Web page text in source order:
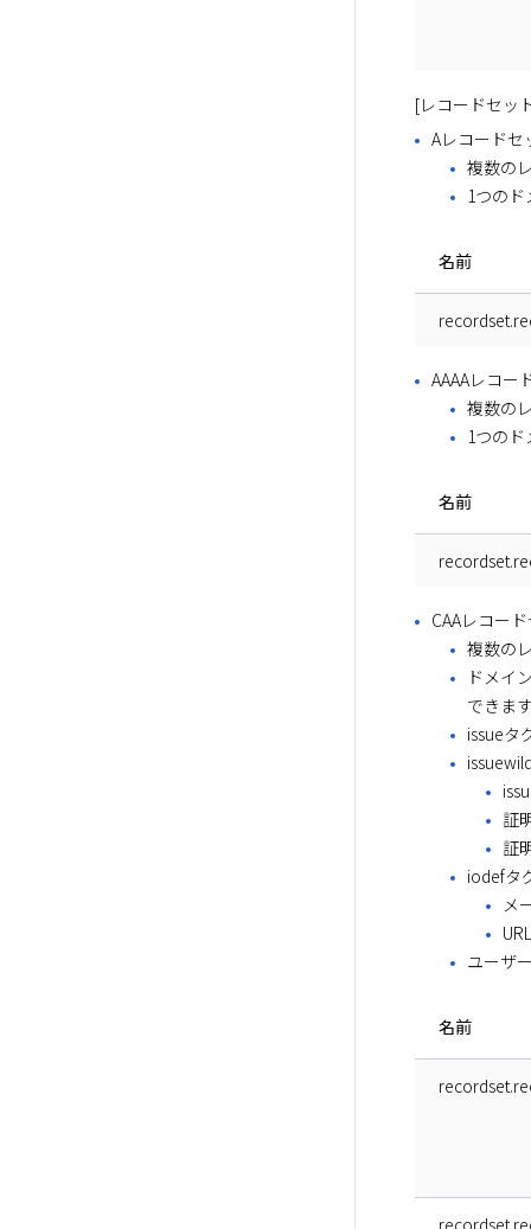
[レコードセッ
Aレコードセ
複数の
1つの
名前
AAAAレコー
複数の
1つの
名前
CAAレコー
複数の
ドメイ
できま
issueタ
証
証
iodefタ
メ
ユーザ
名前